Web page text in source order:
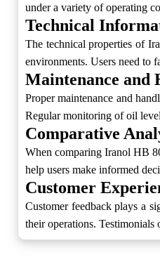
under a variety of operating
Technical
The technical properties of
environments. Users need to
Maintenance and
Proper maintenance and
Regular monitoring of oil
Comparative
When comparing Iranol HB
help users make informed
Customer
Customer feedback plays a
their operations.